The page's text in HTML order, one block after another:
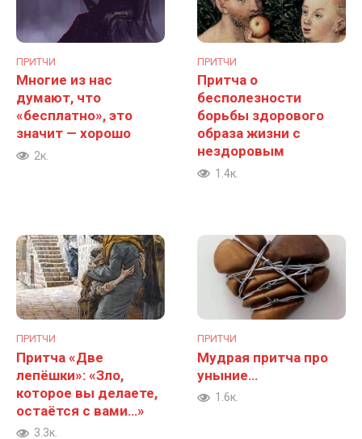
ПРИТЧИ
Многие из нас
думают, что
«бесплатно», это
значит — хорошо
2к.
ПРИТЧИ
Притча о
бесполезности
борьбы здорового
образа жизни с
нездоровым
1.4к.
ПРИТЧИ
Притча «Две
лепёшки»: «Зло,
которое вы делаете,
остаётся с вами…»
3.3к.
ПРИТЧИ
Мудрая притча про
уныние…
1.6к.